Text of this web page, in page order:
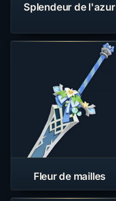
Splendeur de l'azur
Fleur de mailles